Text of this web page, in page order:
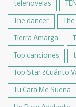
telenovelas TEN
The dancer
Tierra Amarga
Top canciones
Top Star ¿Cuánto
Tu Cara Me Suena